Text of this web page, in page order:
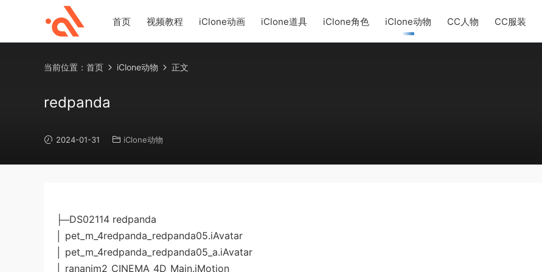
首页 视频教程 iClone动画 iClone道具 iClone角色 iClone动物 CC人物 CC服装
当前位置： 首页 iClone动物 正文
redpanda
2024-01-31 iClone动物
├─DS02114 redpanda
│ pet_m_4redpanda_redpanda05.iAvatar
│ pet_m_4redpanda_redpanda05_a.iAvatar
│ rananim2_CINEMA_4D_Main.iMotion